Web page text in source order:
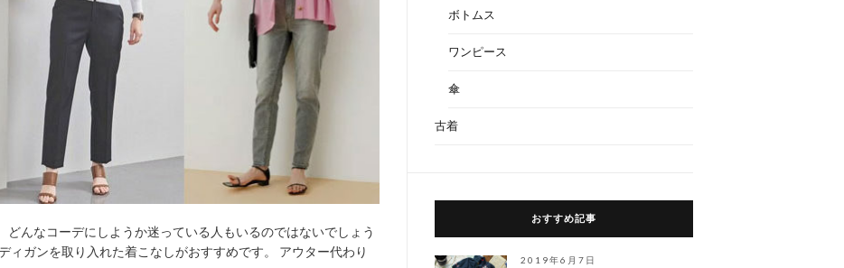
んなコーデにしようか迷っている人もいるのではないでしょう
ィガンを取り入れた着こなしがおすすめです。 アウター代わり
ボトムス
ワンピース
傘
古着
おすすめ記事
2019年6月7日